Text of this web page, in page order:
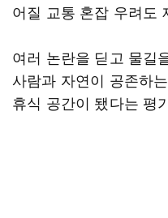
어질 교통 혼잡 우려도
여러 논란을 딛고 물길
사람과 자연이 공존하
휴식 공간이 됐다는 평